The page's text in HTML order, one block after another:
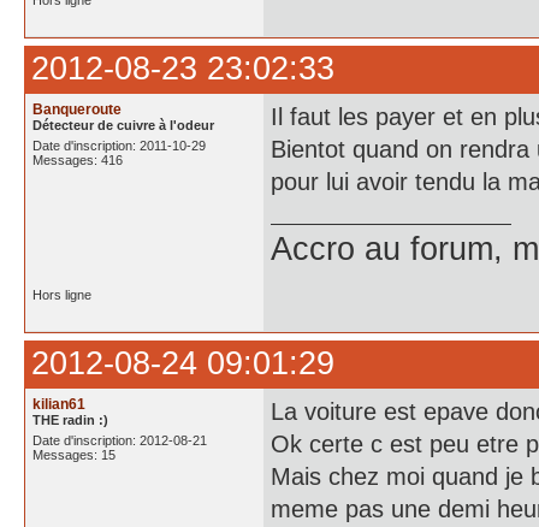
2012-08-23 23:02:33
Banqueroute
Détecteur de cuivre à l'odeur
Date d'inscription: 2011-10-29
Messages: 416
Il faut les payer et en
Bientot quand on
pour lui avoir tendu la
Accro au forum,
Hors ligne
2012-08-24 09:01:29
kilian61
THE radin :)
Date d'inscription: 2012-08-21
Messages: 15
La voiture est epave
Ok certe c est peu etre
Mais chez moi quand je
meme pas une demi